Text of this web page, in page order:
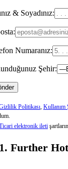
& Soyadınız:
Numaranız:
Şehir:
Politikası Kullanım
elektronik ileti
Further